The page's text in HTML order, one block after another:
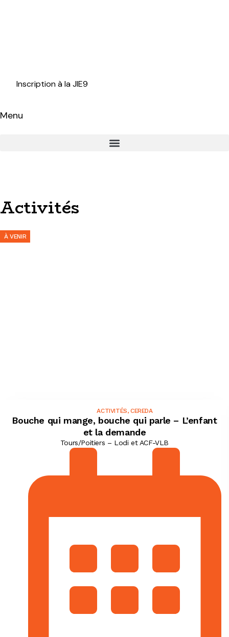
Inscription à la JIE9
Menu
Activités
À VENIR
ACTIVITÉS, CEREDA
Bouche qui mange, bouche qui parle – L’enfant
et la demande
Tours/Poitiers – Lodi et ACF-VLB